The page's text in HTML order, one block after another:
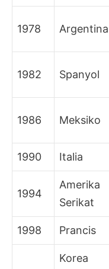
1978 Argentina
1982 Spanyol
1986 Meksiko
1990 Italia
1994
Amerika
Serikat
1998 Prancis
Korea